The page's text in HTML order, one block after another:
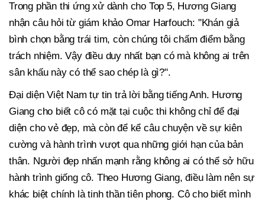
Trong phần thi ứng xử dành cho Top 5, Hương Giang
nhận câu hỏi từ giám khảo Omar Harfouch: "Khán giả
bình chọn bằng trái tim, còn chúng tôi chấm điểm bằng
trách nhiệm. Vậy điều duy nhất bạn có mà không ai trên
sân khấu này có thể sao chép là gì?".
Đại diện Việt Nam tự tin trả lời bằng tiếng Anh. Hương
Giang cho biết cô có mặt tại cuộc thi không chỉ để đại
diện cho vẻ đẹp, mà còn để kể câu chuyện về sự kiên
cường và hành trình vượt qua những giới hạn của bản
thân. Người đẹp nhấn mạnh rằng không ai có thể sở hữu
hành trình giống cô. Theo Hương Giang, điều làm nên sự
khác biệt chính là tinh thần tiên phong. Cô cho biết mình